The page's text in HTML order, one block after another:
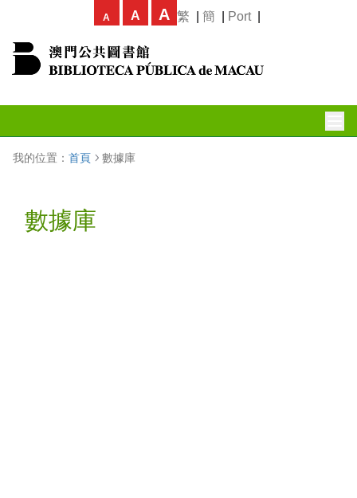
A A A 繁 簡 Port|
我的位置： 首頁 數據庫
數據庫